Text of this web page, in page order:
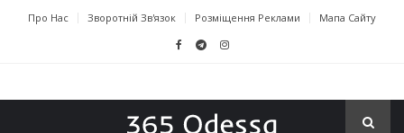
Про Нас Зворотній Зв'язок Розміщення Реклами Мапа Сайту